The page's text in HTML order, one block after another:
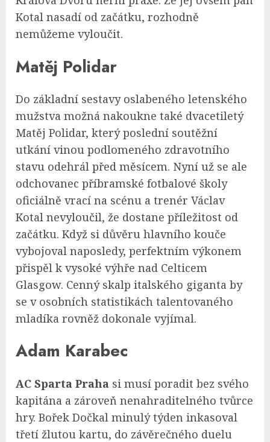
Kotal nasadí od začátku, rozhodně
nemůžeme vyloučit.
Matěj Polidar
Do základní sestavy oslabeného letenského
mužstva možná nakoukne také dvacetiletý
Matěj Polidar, který poslední soutěžní
utkání vinou podlomeného zdravotního
stavu odehrál před měsícem. Nyní už se ale
odchovanec příbramské fotbalové školy
oficiálně vrací na scénu a trenér Václav
Kotal nevyloučil, že dostane příležitost od
začátku. Když si důvěru hlavního kouče
vybojoval naposledy, perfektním výkonem
přispěl k vysoké výhře nad Celticem
Glasgow. Cenný skalp italského giganta by
se v osobních statistikách talentovaného
mladíka rovněž dokonale vyjímal.
Adam Karabec
AC Sparta Praha si musí poradit bez svého
kapitána a zároveň nenahraditelného tvůrce
hry. Bořek Dočkal minulý týden inkasoval
třetí žlutou kartu, do závěrečného duelu